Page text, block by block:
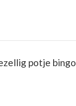
potje